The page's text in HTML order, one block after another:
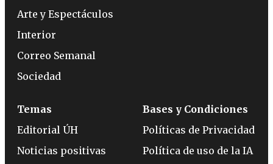
Arte y Espectáculos
Interior
Correo Semanal
Sociedad
Temas
Editorial ÚH
Noticias positivas
Bases y Condiciones
Políticas de Privacidad
Política de uso de la IA